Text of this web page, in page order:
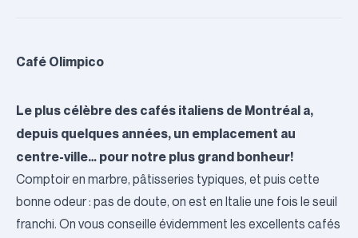
Café Olimpico
Le plus célèbre des cafés italiens de Montréal a,
depuis quelques années, un emplacement au
centre-ville… pour notre plus grand bonheur!
Comptoir en marbre, pâtisseries typiques, et puis cette
bonne odeur : pas de doute, on est en Italie une fois le seuil
franchi. On vous conseille évidemment les excellents cafés